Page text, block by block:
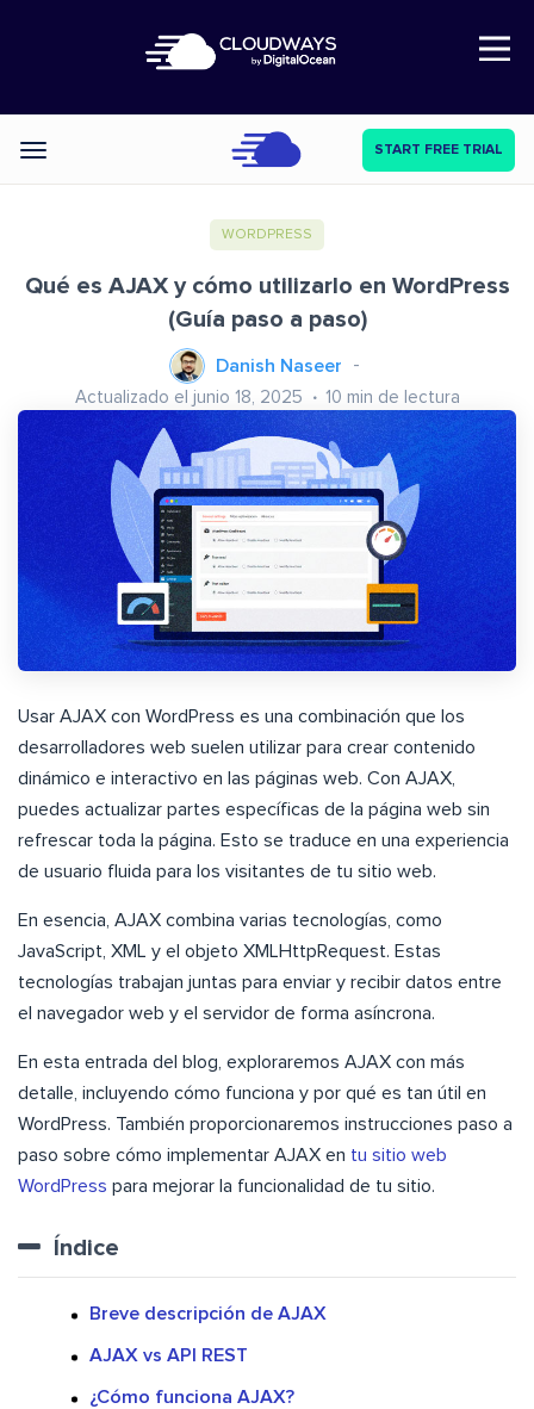
Open Nav
Categories START FREE TRIAL
WORDPRESS
Qué es AJAX y cómo utilizarlo en WordPress
(Guía paso a paso)
Danish Naseer
Actualizado el junio 18, 2025 10 min de lectura
Usar AJAX con WordPress es una combinación que los
desarrolladores web suelen utilizar para crear contenido
dinámico e interactivo en las páginas web. Con AJAX,
puedes actualizar partes específicas de la página web sin
refrescar toda la página. Esto se traduce en una experiencia
de usuario fluida para los visitantes de tu sitio web.
En esencia, AJAX combina varias tecnologías, como
JavaScript, XML y el objeto XMLHttpRequest. Estas
tecnologías trabajan juntas para enviar y recibir datos entre
el navegador web y el servidor de forma asíncrona.
En esta entrada del blog, exploraremos AJAX con más
detalle, incluyendo cómo funciona y por qué es tan útil en
WordPress. También proporcionaremos instrucciones paso a
paso sobre cómo implementar AJAX en tu sitio web
WordPress para mejorar la funcionalidad de tu sitio.
Índice
Breve descripción de AJAX
AJAX vs API REST
¿Cómo funciona AJAX?